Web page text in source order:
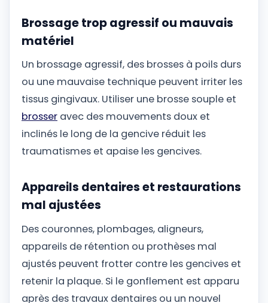
Brossage trop agressif ou mauvais
matériel
Un brossage agressif, des brosses à poils durs
ou une mauvaise technique peuvent irriter les
tissus gingivaux. Utiliser une brosse souple et
brosser avec des mouvements doux et
inclinés le long de la gencive réduit les
traumatismes et apaise les gencives.
Appareils dentaires et restaurations
mal ajustées
Des couronnes, plombages, aligneurs,
appareils de rétention ou prothèses mal
ajustés peuvent frotter contre les gencives et
retenir la plaque. Si le gonflement est apparu
après des travaux dentaires ou un nouvel